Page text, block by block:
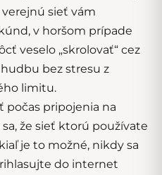
sieť vám
v horšom prípade
veselo „skrolovať“ cez
bez stresu z
limitu.
počas pripojenia na
že sieť ktorú používate
je to možné, nikdy sa
do internet